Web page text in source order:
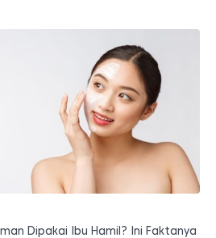
Dipakai Ibu Hamil? Ini Faktanya